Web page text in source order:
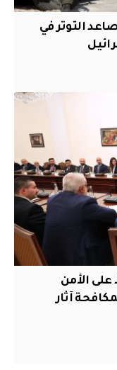
التوتر في
الأمن
آثار